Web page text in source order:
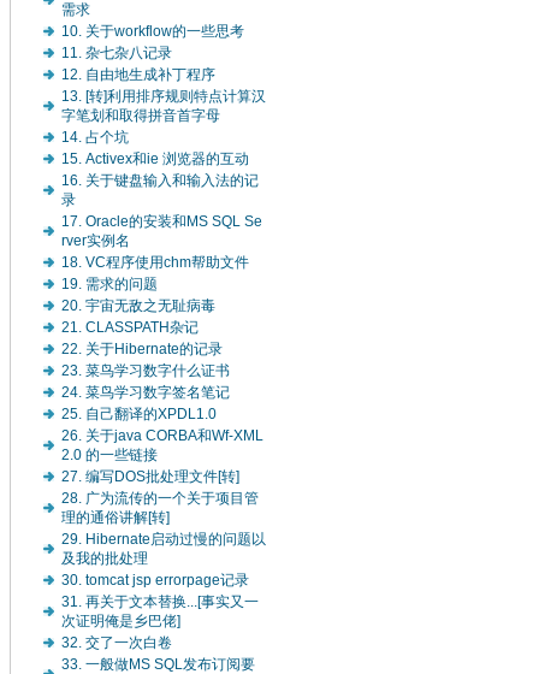
需求
10. 关于workflow的一些思考
11. 杂七杂八记录
12. 自由地生成补丁程序
13. [转]利用排序规则特点计算汉
字笔划和取得拼音首字母
14. 占个坑
15. Activex和ie 浏览器的互动
16. 关于键盘输入和输入法的记
录
17. Oracle的安装和MS SQL Se
rver实例名
18. VC程序使用chm帮助文件
19. 需求的问题
20. 宇宙无敌之无耻病毒
21. CLASSPATH杂记
22. 关于Hibernate的记录
23. 菜鸟学习数字什么证书
24. 菜鸟学习数字签名笔记
25. 自己翻译的XPDL1.0
26. 关于java CORBA和Wf-XML
2.0 的一些链接
27. 编写DOS批处理文件[转]
28. 广为流传的一个关于项目管
理的通俗讲解[转]
29. Hibernate启动过慢的问题以
及我的批处理
30. tomcat jsp errorpage记录
31. 再关于文本替换...[事实又一
次证明俺是乡巴佬]
32. 交了一次白卷
33. 一般做MS SQL发布订阅要